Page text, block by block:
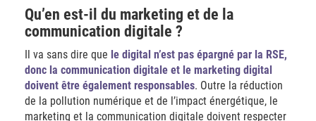
Qu’en est-il du marketing et de la
communication digitale ?
Il va sans dire que le digital n’est pas épargné par la RSE,
donc la communication digitale et le marketing digital
doivent être également responsables. Outre la réduction
de la pollution numérique et de l’impact énergétique, le
marketing et la communication digitale doivent respecter